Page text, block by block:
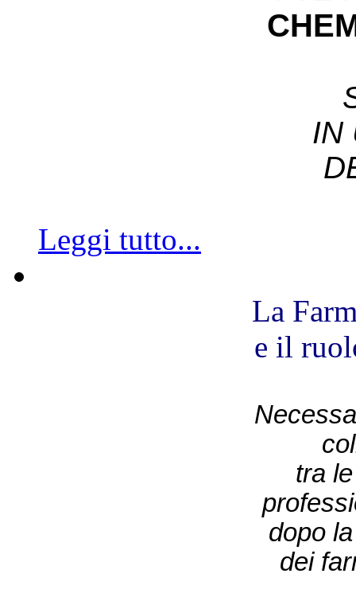
IN
Leggi tutto...
La
e il
tra
dopo
dei